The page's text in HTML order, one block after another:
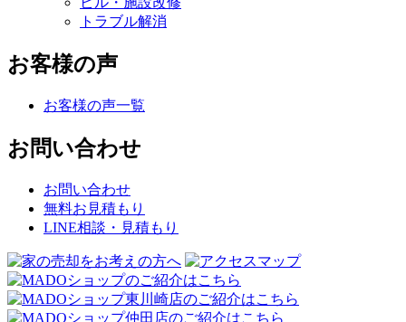
トラブル解消
お客様の声
お客様の声一覧
お問い合わせ
お問い合わせ
無料お見積もり
LINE相談・見積もり